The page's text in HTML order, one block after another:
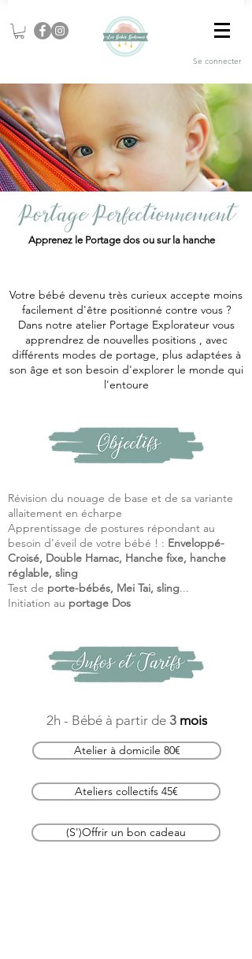
Se connecter
Portage Perfectionnement
Apprenez le Portage dos ou sur la hanche
Votre bébé devenu très curieux accepte moins
facilement d'être positionné contre vous ?
Dans notre atelier Portage Explorateur vous
apprendrez de nouvelles positions , avec
différents modes de portage, plus adaptées à
son âge et son besoin d'explorer le monde qui
l'entoure
Révision du nouage de base et de sa variante
allaitement en écharpe
Apprentissage de postures répondant au
besoin d'éveil de votre bébé ! : Enveloppé-
Croisé, Double Hamac, Hanche fixe, hanche
réglable, sling
Test de porte-bébés, Mei Tai, sling...
Initiation au portage Dos
2h - Bébé à partir de 3 mois
Atelier à domicile 80€
Ateliers collectifs 45€
(S')Offrir un bon cadeau